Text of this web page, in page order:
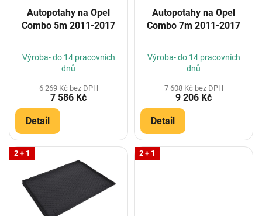
Autopotahy na Opel
Combo 5m 2011-2017
Výroba- do 14 pracovních
dnů
6 269 Kč bez DPH
7 586 Kč
Detail
Autopotahy na Opel
Combo 7m 2011-2017
Výroba- do 14 pracovních
dnů
7 608 Kč bez DPH
9 206 Kč
Detail
2 + 1 2 + 1